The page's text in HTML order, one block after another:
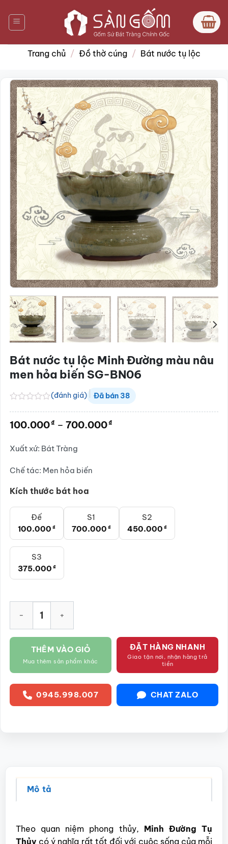
qua
nội
dung
Trang chủ / Đồ thờ cúng / Bát nước tụ lộc
Bát nước tụ lộc Minh Đường màu nâu
men hỏa biến SG-BN06
hạng
sao
(đánh giá) Đã bán 38
100.000₫ – 700.000₫Khoảng
Xuất xứ: Bát Tràng
Chế tác: Men hỏa biến
Kích thước bát hoa
Đế
100.000 ₫
S1
700.000 ₫
S2
450.000 ₫
S3
375.000 ₫
THÊM VÀO GIỎ
Mua thêm sản phẩm khác
ĐẶT HÀNG NHANH
Giao tận nơi, nhận hàng trả
tiền
0945.998.007 CHAT ZALO
Mô tả
Theo quan niệm phong thủy, Minh Đường Tụ
Thủy có ý nghĩa rất tốt đối với cuộc sống của mỗi